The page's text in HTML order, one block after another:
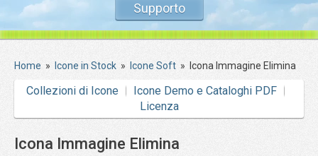
Supporto
Home » Icone in Stock » Icone Soft » Icona Immagine Elimina
Collezioni di Icone
Icone Demo e Cataloghi PDF
Licenza
Icona Immagine Elimina